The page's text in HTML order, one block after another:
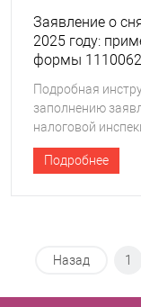
Заявление о
2025 году:
формы 1110062
Подробная
заполнению
налоговой
Подробнее
Назад 1